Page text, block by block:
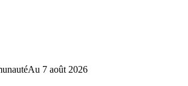
Au 7 août 2026